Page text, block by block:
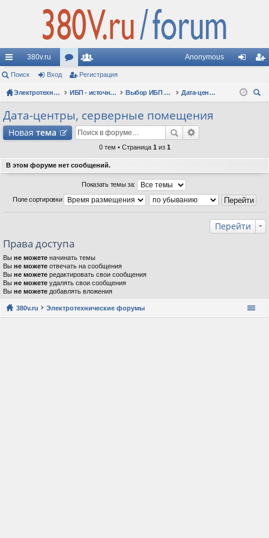
с
ы
лк
380v.ru
ор
ум
ол
ьз
ат
и
Anonymous
д ис
Поиск Вход Регистрация
Электротехнические форумы ИБП - источники бесперебойного питания Выбор ИБП по сфере применения (рекомендации, советы, опыт эксплуатации)
Дата-центры, серверные помещения
Дата-центры, серверные помещения
Новая тема
0 тем • Страница 1 из 1
В этом форуме нет сообщений.
Показать темы за:
Поле сортировки
Перейти
Права доступа
Вы не можете начинать темы
Вы не можете отвечать на сообщения
Вы не можете редактировать свои сообщения
Вы не можете удалять свои сообщения
Вы не можете добавлять вложения
380v.ru Электротехнические форумы